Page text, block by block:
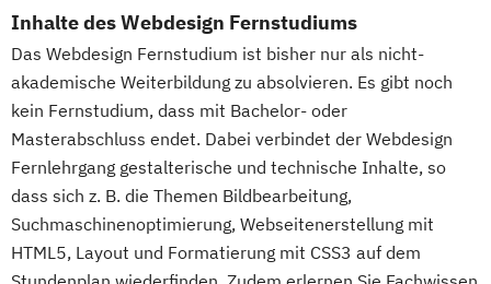
Immobilienkaufleute
Immobilienwirtschaft Informatik
Information Technology Management
(DE/EN)
Innovation and Entrepreneurship (DE/EN)
International Healthcare Management
(DE/EN)
International Management (DE/EN)
Internationales Marketing
Global Business Administration (EN)
Inklusion und Teilhabe
Innovation und Zukunftsforschung
Integrative Lerntherapie
Kommunikation und Content Creation
Kommunikation und Medienmanagement
Kommunikationsdesign
Lebensmittelmanagement und -
technologie
Tourismusmanagement
UX-Design
Wirtschaftsinformatik
Wirtschaftsingenieurwesen (Teilzeit und
Vollzeit)
Wirtschaftsingenieurwesen mit
Schwerpunkt Nachhaltigkeit
Wirtschaftspsychologie
Wirtschaftspsychologie mit Schwerpunkt
Digitalisierung
Inhalte des Webdesign Fernstudiums
Das Webdesign Fernstudium ist bisher nur als nicht-
akademische Weiterbildung zu absolvieren. Es gibt noch
kein Fernstudium, dass mit Bachelor- oder
Masterabschluss endet. Dabei verbindet der Webdesign
Fernlehrgang gestalterische und technische Inhalte, so
dass sich z. B. die Themen Bildbearbeitung,
Suchmaschinenoptimierung, Webseitenerstellung mit
HTML5, Layout und Formatierung mit CSS3 auf dem